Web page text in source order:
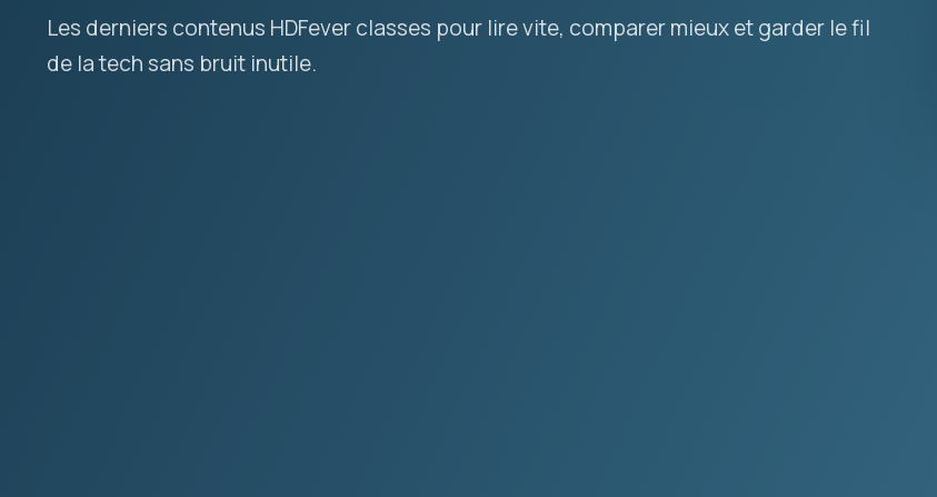
Les derniers contenus HDFever classes pour lire vite, comparer mieux et garder le fil
de la tech sans bruit inutile.